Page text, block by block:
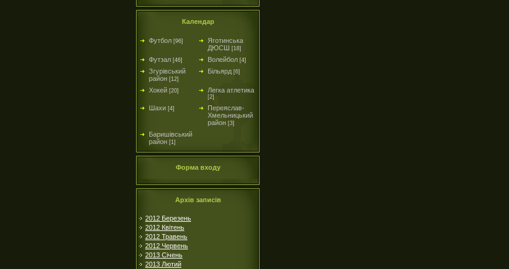
Календар
Футбол [96]
Яготинська
ДЮСШ [18]
Футзал [46] Волейбол [4]
Згурівський
район [12]
Більярд [6]
Хокей [20] Легка атлетика
[2]
Шахи [4]
Переяслав-
Хмельницький
район [3]
Баришівський
район [1]
Форма входу
Архів записів
2012 Березень
2012 Квітень
2012 Травень
2012 Червень
2013 Січень
2013 Лютий